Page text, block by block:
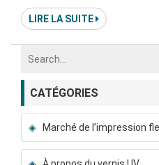
Dans cet article, nous
d’impression, ses avantages
d’impression est un
LIRE LA SUITE
CATÉGORIES
Marché de l’impression